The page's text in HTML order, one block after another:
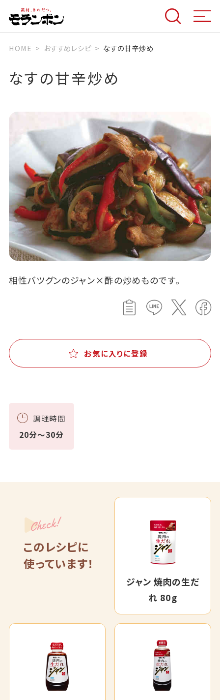
HOME おすすめレシピ なすの甘辛炒め
なすの甘辛炒め
相性バツグンのジャン×酢の炒めものです。
お気に入りに登録
調理時間
20分～30分
Check!
このレシピに
使っています！
ジャン 焼肉の生だ
れ 80g